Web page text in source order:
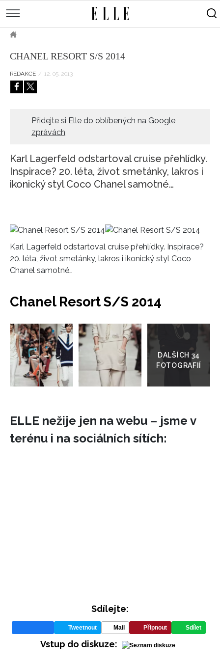
Přejít
hlavnímu
Street
Módní
měsíce
o
a
LIFESTYLE
Kulturní
tipy
Dekor
Cestování
Empowerment
Sluneční
Čínský
Keltský
Indiánský
Novinky
Styl
Rozhovory
ELLE BEAUTY LOUNGE
ELLEPHORIA
ELLE STORIES
HOME
CHANEL RESORT S/S 2014
REDAKCE / 12. 05. 2013
Přidejte si Elle do oblíbených na Google
zprávách
Karl Lagerfeld odstartoval cruise přehlídky.
Inspirace? 20. léta, život smetánky, lakros i
ikonický styl Coco Chanel samotné…
Karl Lagerfeld odstartoval cruise přehlídky. Inspirace?
20. léta, život smetánky, lakros i ikonický styl Coco
Chanel samotné…
Chanel Resort S/S 2014
Přejít
do
galerie
ELLE nežije jen na webu – jsme v
terénu i na sociálních sítích:
Sdílejte:
Tweetnout Mail Připnout Sdílet
Vstup do diskuze: